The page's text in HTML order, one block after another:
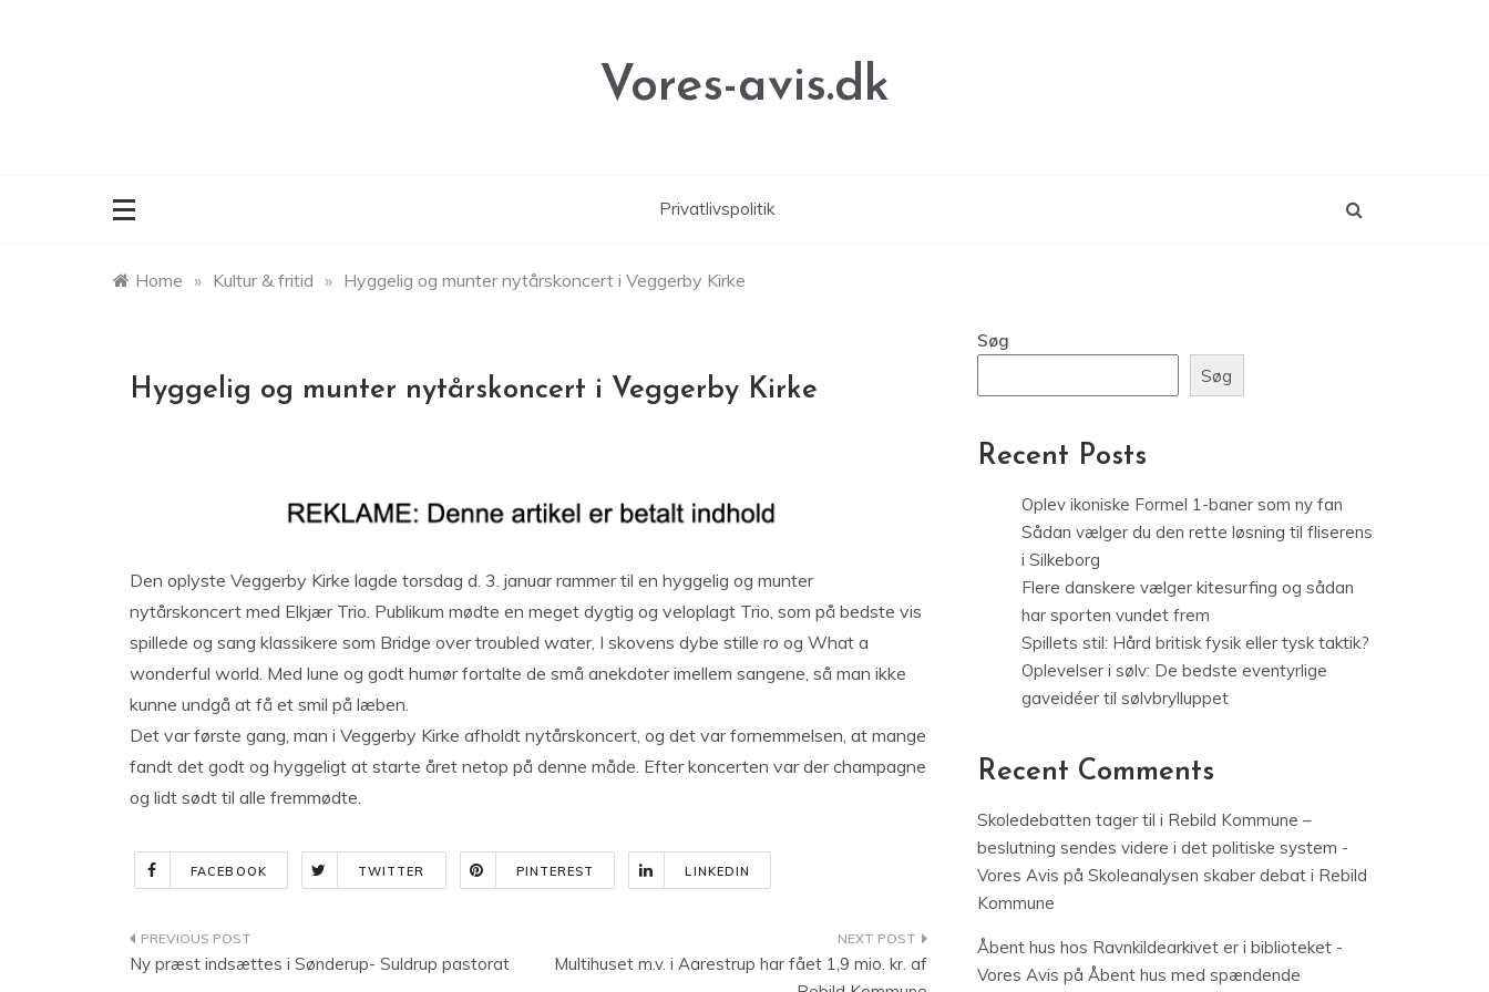
Vores-avis.dk
Privatlivspolitik
Home » Kultur & fritid » Hyggelig og munter nytårskoncert i Veggerby Kirke
Hyggelig og munter nytårskoncert i Veggerby Kirke
Den oplyste Veggerby Kirke lagde torsdag d. 3. januar rammer til en hyggelig og munter
nytårskoncert med Elkjær Trio. Publikum mødte en meget dygtig og veloplagt Trio, som på bedste vis
spillede og sang klassikere som Bridge over troubled water, I skovens dybe stille ro og What a
wonderful world. Med lune og godt humør fortalte de små anekdoter imellem sangene, så man ikke
kunne undgå at få et smil på læben.
Det var første gang, man i Veggerby Kirke afholdt nytårskoncert, og det var fornemmelsen, at mange
fandt det godt og hyggeligt at starte året netop på denne måde. Efter koncerten var der champagne
og lidt sødt til alle fremmødte.
FACEBOOK TWITTER PINTEREST LINKEDIN
Indlægsnavigation
Ny præst indsættes i Sønderup- Suldrup pastorat
Multihuset m.v. i Aarestrup har fået 1,9 mio. kr. af
Søg
Søg
Recent Posts
Oplev ikoniske Formel 1-baner som ny fan
Sådan vælger du den rette løsning til fliserens
i Silkeborg
Flere danskere vælger kitesurfing og sådan
har sporten vundet frem
Spillets stil: Hård britisk fysik eller tysk taktik?
Oplevelser i sølv: De bedste eventyrlige
gaveidéer til sølvbrylluppet
Recent Comments
Skoledebatten tager til i Rebild Kommune –
beslutning sendes videre i det politiske system -
Vores Avis på Skoleanalysen skaber debat i Rebild
Kommune
Åbent hus hos Ravnkildearkivet er i biblioteket -
Vores Avis på Åbent hus med spændende